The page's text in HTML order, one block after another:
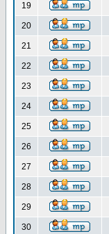
19
20
21
22
23
24
25
26
27
28
29
30